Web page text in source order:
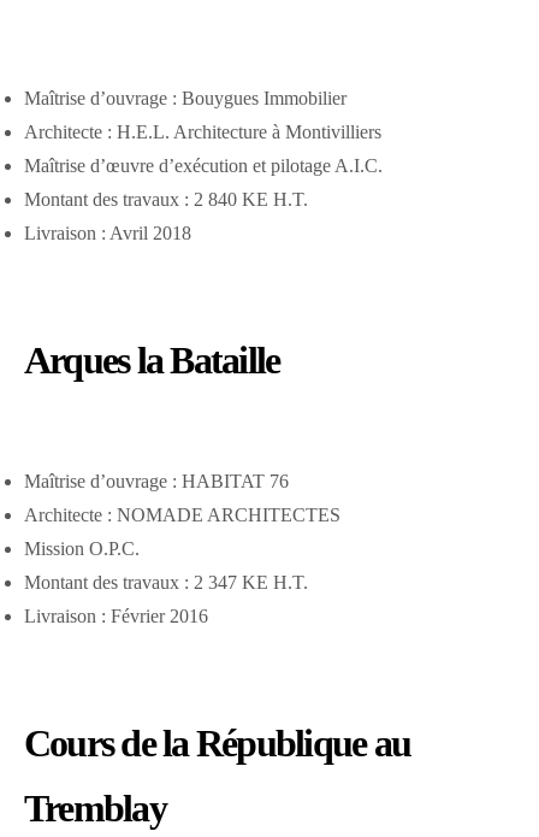
Maîtrise d’ouvrage : Bouygues Immobilier
Architecte : H.E.L. Architecture à Montivilliers
Maîtrise d’œuvre d’exécution et pilotage A.I.C.
Montant des travaux : 2 840 KE H.T.
Livraison : Avril 2018
Arques la Bataille
Maîtrise d’ouvrage : HABITAT 76
Architecte : NOMADE ARCHITECTES
Mission O.P.C.
Montant des travaux : 2 347 KE H.T.
Livraison : Février 2016
Cours de la République au
Tremblay